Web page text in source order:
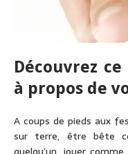
Découvrez
à propos de
A coups de pieds aux
sur terre, être bête